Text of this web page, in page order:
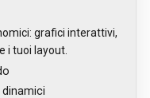
grafici interattivi,
i tuoi layout.